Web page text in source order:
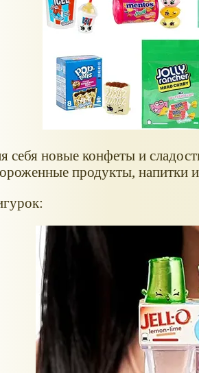
себя новые конфеты и
продукты, напитки